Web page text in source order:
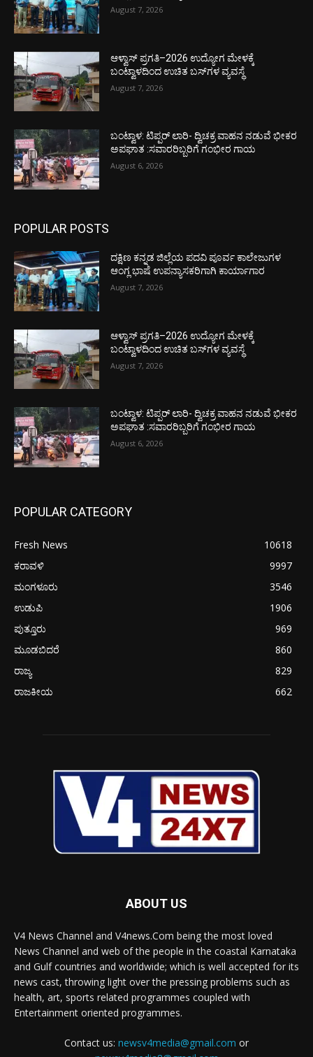
August 7, 2026
ಆಳ್ವಾಸ್ ಪ್ರಗತಿ–2026 ಉದ್ಯೋಗ ಮೇಳಕ್ಕೆ
ಬಂಟ್ವಾಳದಿಂದ ಉಚಿತ ಬಸ್‌ಗಳ ವ್ಯವಸ್ಥೆ
August 7, 2026
ಬಂಟ್ವಾಳ: ಟಿಪ್ಪರ್ ಲಾರಿ- ದ್ವಿಚಕ್ರ ವಾಹನ ನಡುವೆ ಭೀಕರ
ಅಪಘಾತ :ಸವಾರರಿಬ್ಬರಿಗೆ ಗಂಭೀರ ಗಾಯ
August 6, 2026
POPULAR POSTS
ದಕ್ಷಿಣ ಕನ್ನಡ ಜಿಲ್ಲೆಯ ಪದವಿ ಪೂರ್ವ ಕಾಲೇಜುಗಳ
ಆಂಗ್ಲ ಭಾಷೆ ಉಪನ್ಯಾಸಕರಿಗಾಗಿ ಕಾರ್ಯಾಗಾರ
August 7, 2026
ಆಳ್ವಾಸ್ ಪ್ರಗತಿ–2026 ಉದ್ಯೋಗ ಮೇಳಕ್ಕೆ
ಬಂಟ್ವಾಳದಿಂದ ಉಚಿತ ಬಸ್‌ಗಳ ವ್ಯವಸ್ಥೆ
August 7, 2026
ಬಂಟ್ವಾಳ: ಟಿಪ್ಪರ್ ಲಾರಿ- ದ್ವಿಚಕ್ರ ವಾಹನ ನಡುವೆ ಭೀಕರ
ಅಪಘಾತ :ಸವಾರರಿಬ್ಬರಿಗೆ ಗಂಭೀರ ಗಾಯ
August 6, 2026
POPULAR CATEGORY
Fresh News
10618
ಕರಾವಳಿ
9997
ಮಂಗಳೂರು
3546
ಉಡುಪಿ
1906
ಪುತ್ತೂರು
969
ಮೂಡಬಿದರೆ
860
ರಾಜ್ಯ
829
ರಾಜಕೀಯ
662
ABOUT US
V4 News Channel and V4news.Com being the most loved
News Channel and web of the people in the coastal Karnataka
and Gulf countries and worldwide; which is well accepted for its
news cast, throwing light over the pressing problems such as
health, art, sports related programmes coupled with
Entertainment oriented programmes.
Contact us: newsv4media@gmail.com or